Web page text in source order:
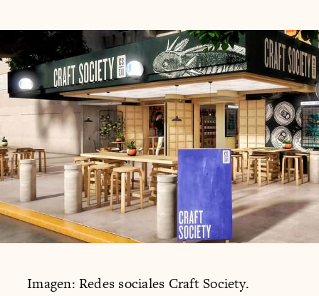
Imagen: Redes sociales Craft Society.